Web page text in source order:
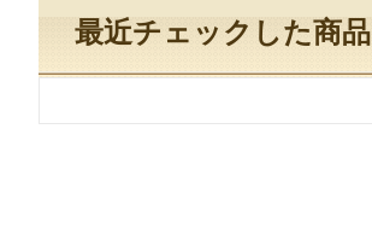
最近チェックした商品